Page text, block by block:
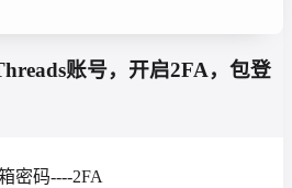
账号，开启2FA，包登
密码----2FA